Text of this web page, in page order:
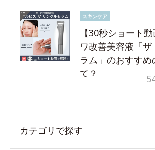
スキンケア
【30秒ショート
ワ改善美容液「ザ
ラム」のおすすめ
て？
カテゴリで探す